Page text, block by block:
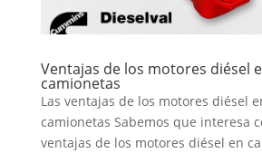
Ventajas de los motores diésel
camionetas
Las ventajas de los motores diésel
camionetas Sabemos que interesa
ventajas de los motores diésel en